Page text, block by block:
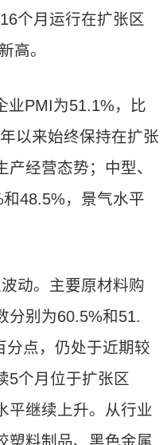
个月运行在扩张区
高。
业PMI为51.1%，比
以来始终保持在扩张
经营态势；中型、
48.5%，景气水平
动。主要原材料购
分别为60.5%和51.
分点，仍处于近期较
5个月位于扩张区
平继续上升。从行业
塑料制品、黑色金属